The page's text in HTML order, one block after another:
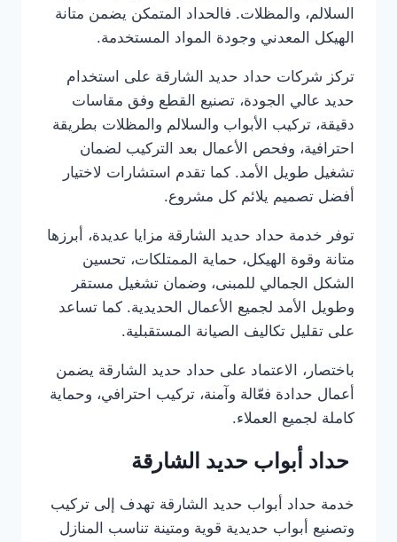
السلالم، والمظلات. فالحداد المتمكن يضمن متانة
الهيكل المعدني وجودة المواد المستخدمة.
تركز شركات حداد حديد الشارقة على استخدام
حديد عالي الجودة، تصنيع القطع وفق مقاسات
دقيقة، تركيب الأبواب والسلالم والمظلات بطريقة
احترافية، وفحص الأعمال بعد التركيب لضمان
تشغيل طويل الأمد. كما تقدم استشارات لاختيار
أفضل تصميم يلائم كل مشروع.
توفر خدمة حداد حديد الشارقة مزايا عديدة، أبرزها
متانة وقوة الهيكل، حماية الممتلكات، تحسين
الشكل الجمالي للمبنى، وضمان تشغيل مستقر
وطويل الأمد لجميع الأعمال الحديدية. كما تساعد
على تقليل تكاليف الصيانة المستقبلية.
باختصار، الاعتماد على حداد حديد الشارقة يضمن
أعمال حدادة فعّالة وآمنة، تركيب احترافي، وحماية
كاملة لجميع العملاء.
حداد أبواب حديد الشارقة
خدمة حداد أبواب حديد الشارقة تهدف إلى تركيب
وتصنيع أبواب حديدية قوية ومتينة تناسب المنازل